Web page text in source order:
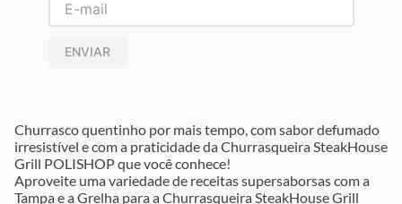
ENVIAR
Churrasco quentinho por mais tempo, com sabor defumado
irresistível e com a praticidade da Churrasqueira SteakHouse
Grill POLISHOP que você conhece!
Aproveite uma variedade de receitas supersaborsas com a
Tampa e a Grelha para a Churrasqueira SteakHouse Grill